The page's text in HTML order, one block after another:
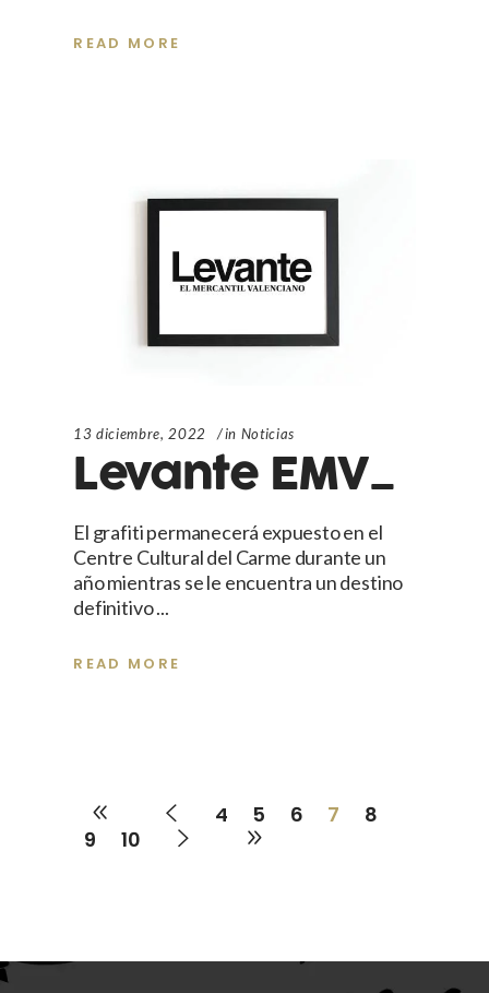
READ MORE
13 diciembre, 2022 in Noticias
Levante EMV_
El grafiti permanecerá expuesto en el
Centre Cultural del Carme durante un
año mientras se le encuentra un destino
definitivo
READ MORE
4 5 6 7
8
9
10